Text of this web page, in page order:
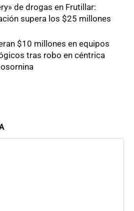
de drogas en Frutillar:
supera los $25 millones
$10 millones en equipos
tras robo en céntrica